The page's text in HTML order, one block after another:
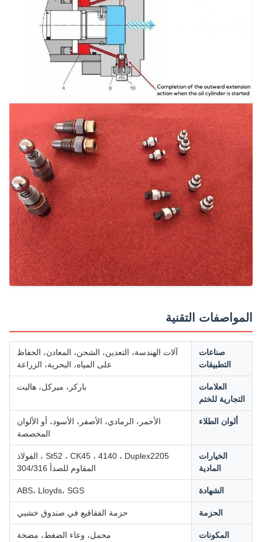
التقنية
صناعات
التطبيقات
آلات الهندسة، التعدين، الشحن، المعادن، الحفاظ
على المياه، البحرية، الزراعة
العلامات
للختم
باركر، ميركل، هاليت
ألوان الطلاء
الأحمر، الرمادي، الأصفر، الأسود، أو الألوان
المخصصة
الخيارات
المادية
St52 ، CK45 ، 4140 ، Duplex2205 ، الفولاذ
المقاوم للصدأ 304/316
الشهادة ABS، Lloyds، SGS
الحزمة حزمة الفقاقيع في صندوق خشبي
المكونات محمل، وعاء الضغط، مضخة